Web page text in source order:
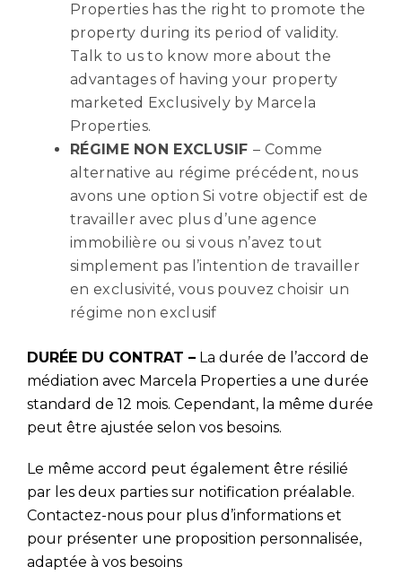
Properties has the right to promote the
property during its period of validity.
Talk to us to know more about the
advantages of having your property
marketed Exclusively by Marcela
Properties.
RÉGIME NON EXCLUSIF – Comme
alternative au régime précédent, nous
avons une option Si votre objectif est de
travailler avec plus d’une agence
immobilière ou si vous n’avez tout
simplement pas l’intention de travailler
en exclusivité, vous pouvez choisir un
régime non exclusif
DURÉE DU CONTRAT – La durée de l’accord de
médiation avec Marcela Properties a une durée
standard de 12 mois. Cependant, la même durée
peut être ajustée selon vos besoins.
Le même accord peut également être résilié
par les deux parties sur notification préalable.
Contactez-nous pour plus d’informations et
pour présenter une proposition personnalisée,
adaptée à vos besoins